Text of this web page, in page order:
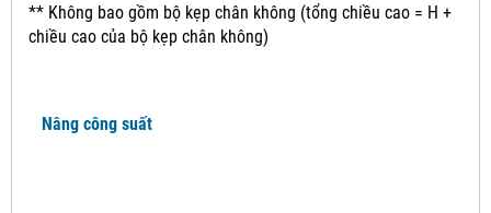
** Không bao gồm bộ kẹp chân không (tổng chiều cao = H +
chiều cao của bộ kẹp chân không)
Nâng công suất